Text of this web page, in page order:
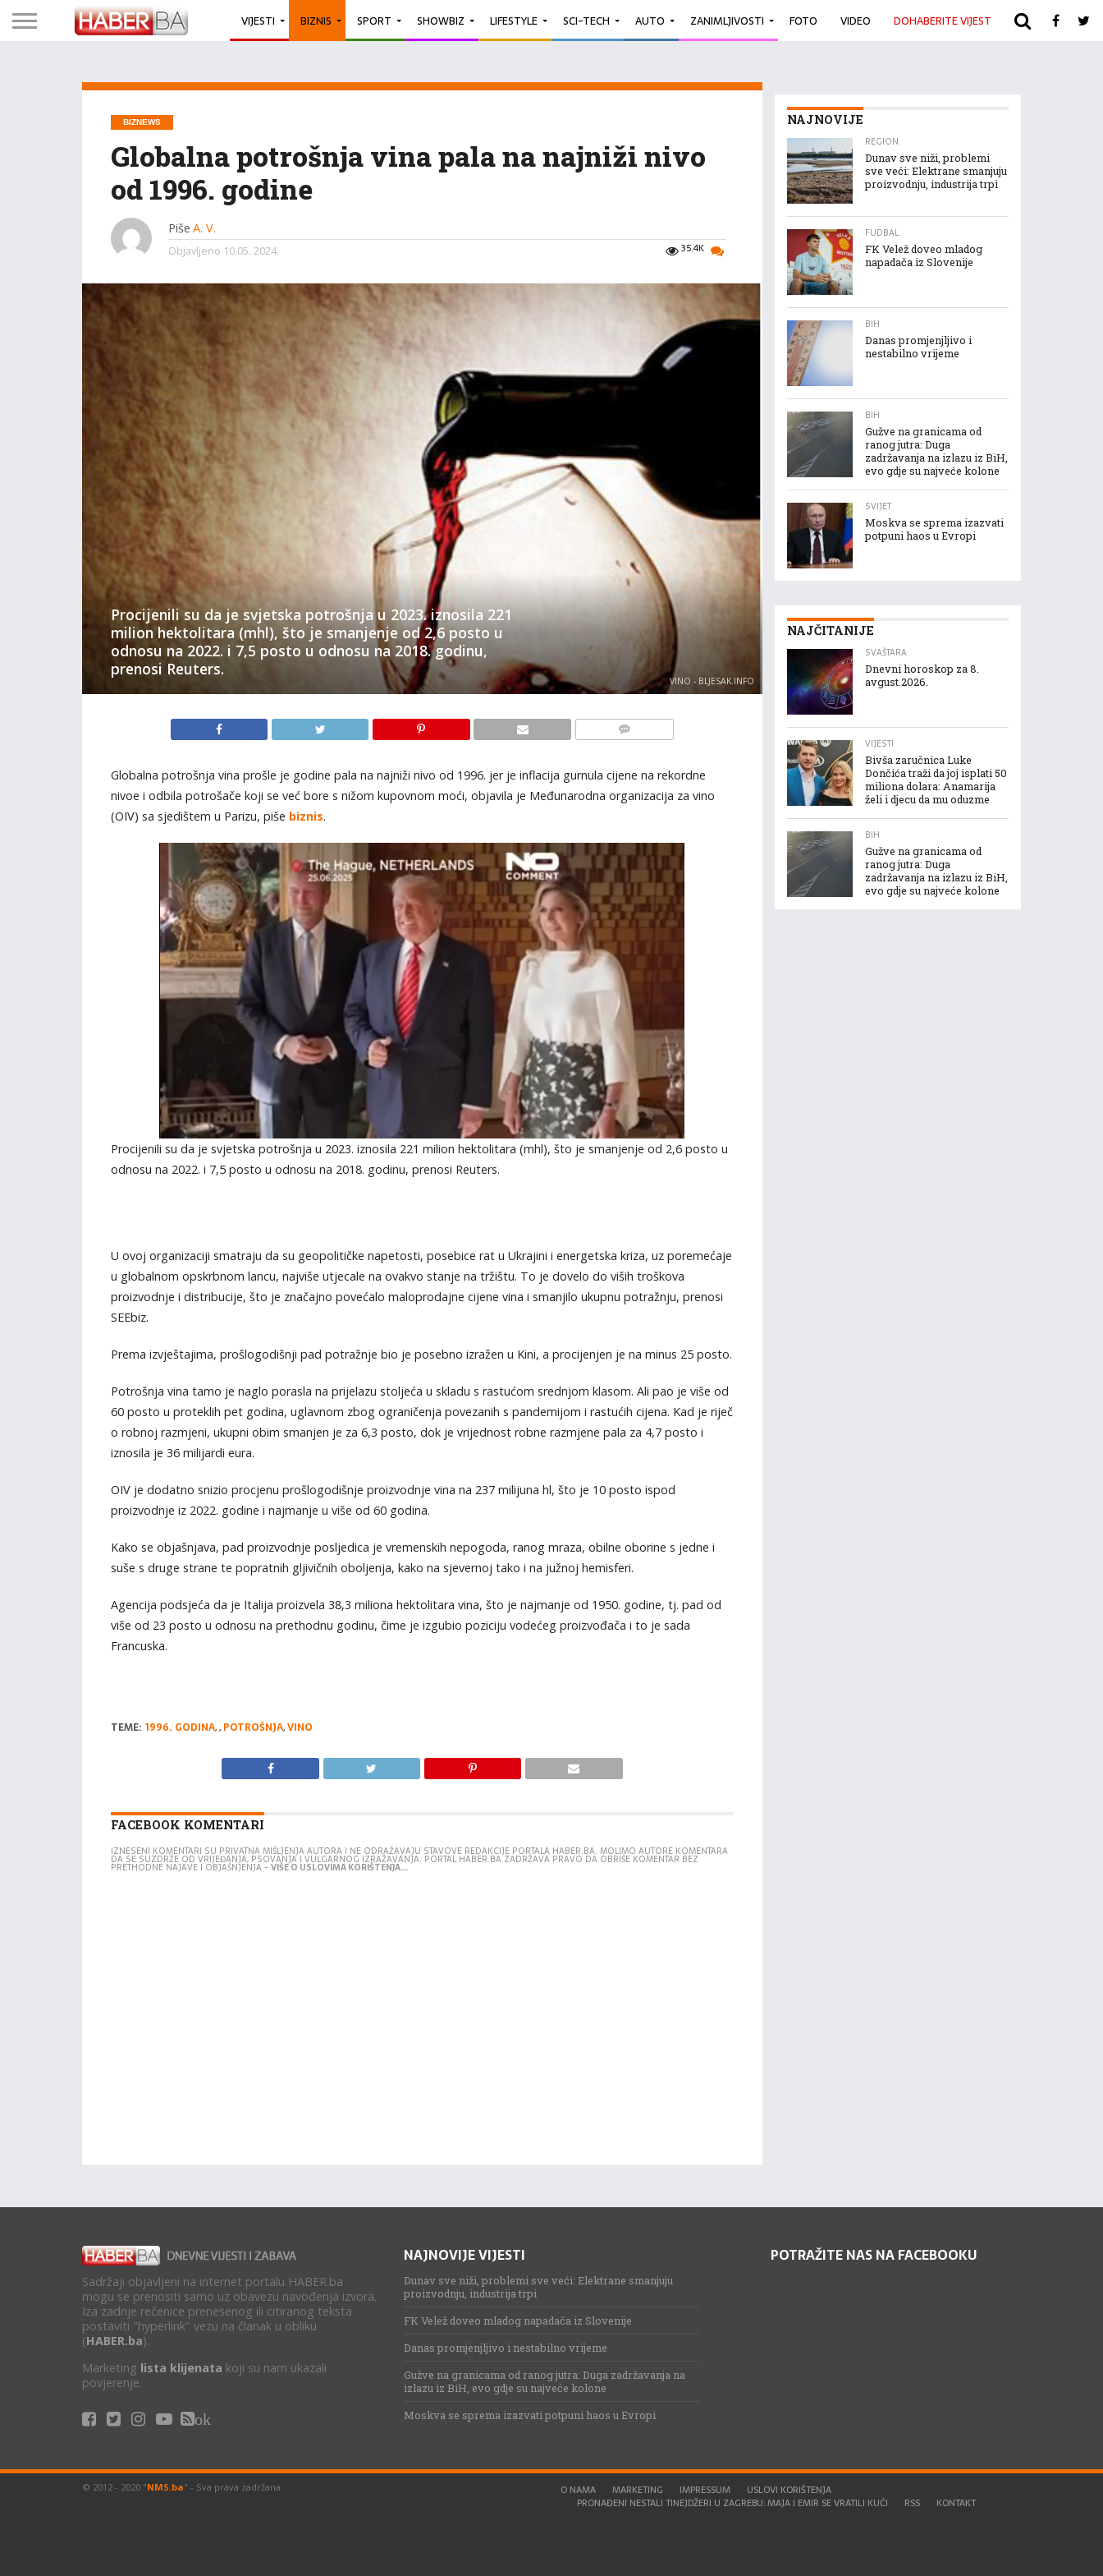
VIJESTI BIZNIS SPORT SHOWBIZ LIFESTYLE SCI-TECH AUTO ZANIMLJIVOSTI FOTO VIDEO DOHABERITE VIJEST ARHIVA
BIZNEWS
Globalna potrošnja vina pala na najniži nivo
od 1996. godine
Piše A. V.
35.4K
Objavljeno 10.05. 2024.
Procijenili su da je svjetska potrošnja u 2023. iznosila 221
milion hektolitara (mhl), što je smanjenje od 2,6 posto u
odnosu na 2022. i 7,5 posto u odnosu na 2018. godinu,
prenosi Reuters.
VINO - BLJESAK.INFO
Globalna potrošnja vina prošle je godine pala na najniži nivo od 1996. jer je inflacija gurnula cijene na rekordne
nivoe i odbila potrošače koji se već bore s nižom kupovnom moći, objavila je Međunarodna organizacija za vino
(OIV) sa sjedištem u Parizu, piše biznis.
Procijenili su da je svjetska potrošnja u 2023. iznosila 221 milion hektolitara (mhl), što je smanjenje od 2,6 posto u
odnosu na 2022. i 7,5 posto u odnosu na 2018. godinu, prenosi Reuters.
U ovoj organizaciji smatraju da su geopolitičke napetosti, posebice rat u Ukrajini i energetska kriza, uz poremećaje
u globalnom opskrbnom lancu, najviše utjecale na ovakvo stanje na tržištu. To je dovelo do viših troškova
proizvodnje i distribucije, što je značajno povećalo maloprodajne cijene vina i smanjilo ukupnu potražnju, prenosi
SEEbiz.
Prema izvještajima, prošlogodišnji pad potražnje bio je posebno izražen u Kini, a procijenjen je na minus 25 posto.
Potrošnja vina tamo je naglo porasla na prijelazu stoljeća u skladu s rastućom srednjom klasom. Ali pao je više od
60 posto u proteklih pet godina, uglavnom zbog ograničenja povezanih s pandemijom i rastućih cijena. Kad je riječ
o robnoj razmjeni, ukupni obim smanjen je za 6,3 posto, dok je vrijednost robne razmjene pala za 4,7 posto i
iznosila je 36 milijardi eura.
OIV je dodatno snizio procjenu prošlogodišnje proizvodnje vina na 237 milijuna hl, što je 10 posto ispod
proizvodnje iz 2022. godine i najmanje u više od 60 godina.
Kako se objašnjava, pad proizvodnje posljedica je vremenskih nepogoda, ranog mraza, obilne oborine s jedne i
suše s druge strane te popratnih gljivičnih oboljenja, kako na sjevernoj tako i na južnoj hemisferi.
Agencija podsjeća da je Italija proizvela 38,3 miliona hektolitara vina, što je najmanje od 1950. godine, tj. pad od
više od 23 posto u odnosu na prethodnu godinu, čime je izgubio poziciju vodećeg proizvođača i to je sada
Francuska.
TEME: 1996. GODINA,, POTROŠNJA,VINO
FACEBOOK KOMENTARI
IZNESENI KOMENTARI SU PRIVATNA MIŠLJENJA AUTORA I NE ODRAŽAVAJU STAVOVE REDAKCIJE PORTALA HABER.BA. MOLIMO AUTORE KOMENTARA
DA SE SUZDRŽE OD VRIJEĐANJA, PSOVANJA I VULGARNOG IZRAŽAVANJA. PORTAL HABER.BA ZADRŽAVA PRAVO DA OBRIŠE KOMENTAR BEZ
PRETHODNE NAJAVE I OBJAŠNJENJA -VIŠE O USLOVIMA KORIŠTENJA...
NAJNOVIJE
REGION
Dunav sve niži, problemi
sve veći: Elektrane smanjuju
proizvodnju, industrija trpi
FUDBAL
FK Velež doveo mladog
napadača iz Slovenije
BIH
Danas promjenjljivo i
nestabilno vrijeme
BIH
Gužve na granicama od
ranog jutra: Duga
zadržavanja na izlazu iz BiH,
evo gdje su najveće kolone
SVIJET
Moskva se sprema izazvati
potpuni haos u Evropi
NAJČITANIJE
SVAŠTARA
Dnevni horoskop za 8.
avgust.2026.
VIJESTI
Bivša zaručnica Luke
Dončića traži da joj isplati 50
miliona dolara: Anamarija
želi i djecu da mu oduzme
BIH
Gužve na granicama od
ranog jutra: Duga
zadržavanja na izlazu iz BiH,
evo gdje su najveće kolone
Sadržaji objavljeni na internet portalu HABER.ba
mogu se prenositi samo uz obavezu navođenja izvora.
Iza zadnje rečenice prenesenog ili citiranog teksta
postaviti "hyperlink" vezu na članak u obliku
(HABER.ba).
Marketing lista klijenata koji su nam ukazali
povjerenje.
ok
NAJNOVIJE VIJESTI
Dunav sve niži, problemi sve veći: Elektrane smanjuju
proizvodnju, industrija trpi
FK Velež doveo mladog napadača iz Slovenije
Danas promjenjljivo i nestabilno vrijeme
Gužve na granicama od ranog jutra: Duga zadržavanja na
izlazu iz BiH, evo gdje su najveće kolone
Moskva se sprema izazvati potpuni haos u Evropi
POTRAŽITE NAS NA FACEBOOKU
O NAMA MARKETING IMPRESSUM
USLOVI KORIŠTENJA
PRONAĐENI NESTALI TINEJDŽERI U ZAGREBU: MAJA I EMIR SE VRATILI KUĆI
RSS KONTAKT
© 2012 - 2020 "NMS.ba" - Sva prava zadržana.